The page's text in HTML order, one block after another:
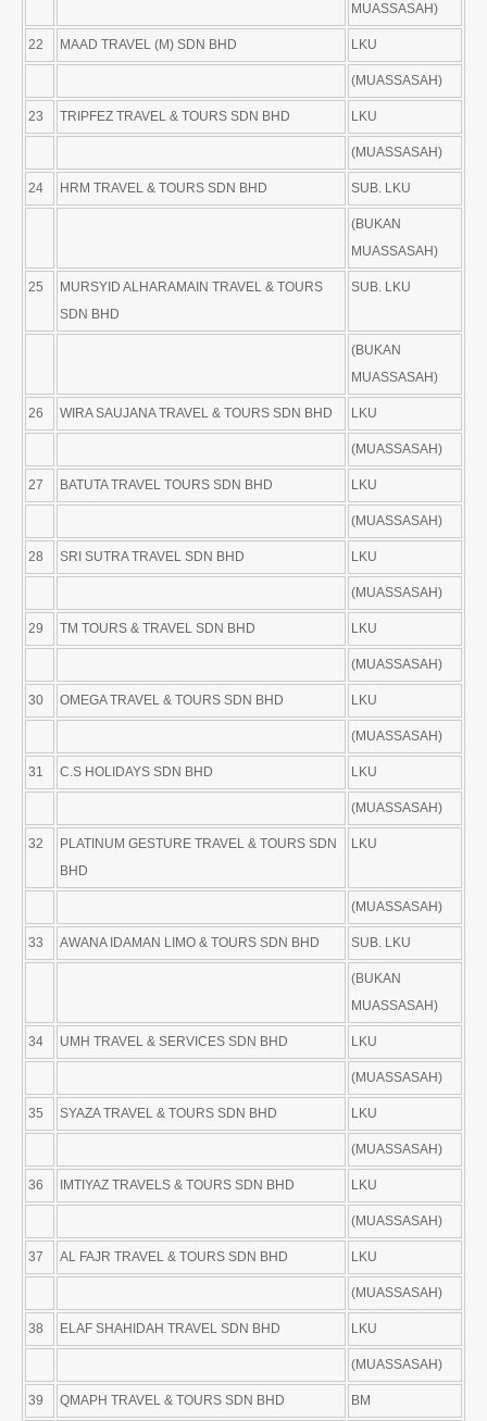
MUASSASAH)
22 MAAD TRAVEL (M) SDN BHD LKU
(MUASSASAH)
23 TRIPFEZ TRAVEL & TOURS SDN BHD LKU
(MUASSASAH)
24 HRM TRAVEL & TOURS SDN BHD SUB. LKU
(BUKAN
MUASSASAH)
25
MURSYID ALHARAMAIN TRAVEL & TOURS
SDN BHD
SUB. LKU
(BUKAN
MUASSASAH)
26 WIRA SAUJANA TRAVEL & TOURS SDN BHD LKU
(MUASSASAH)
27 BATUTA TRAVEL TOURS SDN BHD LKU
(MUASSASAH)
28 SRI SUTRA TRAVEL SDN BHD LKU
(MUASSASAH)
29 TM TOURS & TRAVEL SDN BHD LKU
(MUASSASAH)
30 OMEGA TRAVEL & TOURS SDN BHD LKU
(MUASSASAH)
31 C.S HOLIDAYS SDN BHD LKU
(MUASSASAH)
32
PLATINUM GESTURE TRAVEL & TOURS SDN
BHD
LKU
(MUASSASAH)
33 AWANA IDAMAN LIMO & TOURS SDN BHD SUB. LKU
(BUKAN
MUASSASAH)
34 UMH TRAVEL & SERVICES SDN BHD LKU
(MUASSASAH)
35 SYAZA TRAVEL & TOURS SDN BHD LKU
(MUASSASAH)
36 IMTIYAZ TRAVELS & TOURS SDN BHD LKU
(MUASSASAH)
37 AL FAJR TRAVEL & TOURS SDN BHD LKU
(MUASSASAH)
38 ELAF SHAHIDAH TRAVEL SDN BHD LKU
(MUASSASAH)
39 QMAPH TRAVEL & TOURS SDN BHD BM